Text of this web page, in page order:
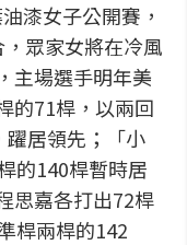
漆女子公開賽，
眾家女將在冷風
主場選手明年美
的71桿，以兩回
居領先；「小
的140桿暫時居
思嘉各打出72桿
桿兩桿的142